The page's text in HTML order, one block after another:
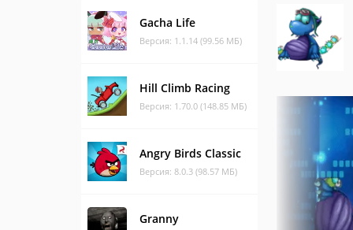
Gacha Life
Версия: 1.1.14 (99.56 МБ)
Hill Climb Racing
Версия: 1.70.0 (148.85 МБ)
Angry Birds Classic
Версия: 8.0.3 (98.57 МБ)
Granny